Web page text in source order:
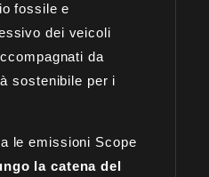
fossile e
dei veicoli
da
sostenibile per i
le emissioni Scope
la catena del